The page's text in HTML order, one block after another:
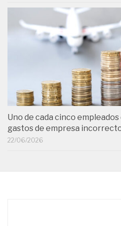
Uno de cada cinco
gastos de empresa
22/06/2026